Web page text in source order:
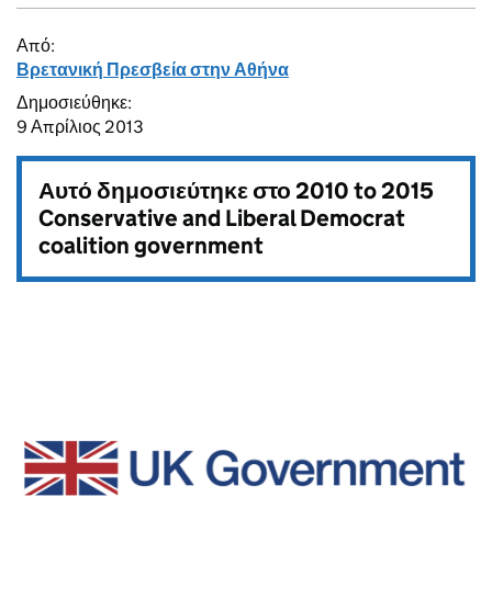
Από:
Βρετανική Πρεσβεία στην Αθήνα
Δημοσιεύθηκε:
9 Απρίλιος 2013
Αυτό δημοσιεύτηκε στο2010 to 2015
Conservative and Liberal Democrat
coalition government